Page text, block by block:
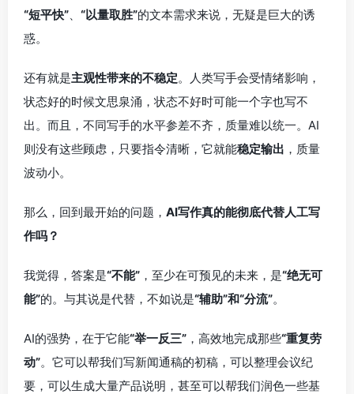
“短平快”、 “以量取胜”的文本需求来说，无疑是巨大的诱
惑。
还有就是主观性带来的不稳定。人类写手会受情绪影响，
状态好的时候文思泉涌，状态不好时可能一个字也写不
出。而且，不同写手的水平参差不齐，质量难以统一。AI
则没有这些顾虑，只要指令清晰，它就能稳定输出 ，质量
波动小。
那么，回到最开始的问题， AI写作真的能彻底代替人工写
作吗？
我觉得，答案是“不能” ，至少在可预见的未来，是“绝无可
能”的。与其说是代替，不如说是“辅助”和“分流”。
AI的强势，在于它能“举一反三” ，高效地完成那些“重复劳
动”。它可以帮我们写新闻通稿的初稿，可以整理会议纪
要，可以生成大量产品说明，甚至可以帮我们润色一些基